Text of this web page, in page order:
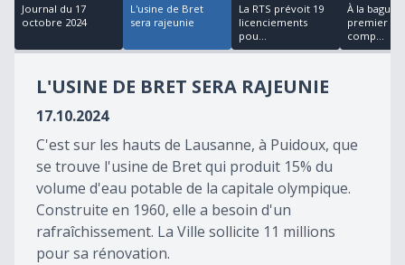
24
minutes,
seconds
Journal du 17
octobre 2024
L'usine de Bret
sera rajeunie
La RTS prévoit 19
licenciements
pou...
À la
premier
comp...
L'USINE DE BRET SERA RAJEUNIE
17.10.2024
C'est sur les hauts de Lausanne, à Puidoux, que
se trouve l'usine de Bret qui produit 15% du
volume d'eau potable de la capitale olympique.
Construite en 1960, elle a besoin d'un
rafraîchissement. La Ville sollicite 11 millions
pour sa rénovation.